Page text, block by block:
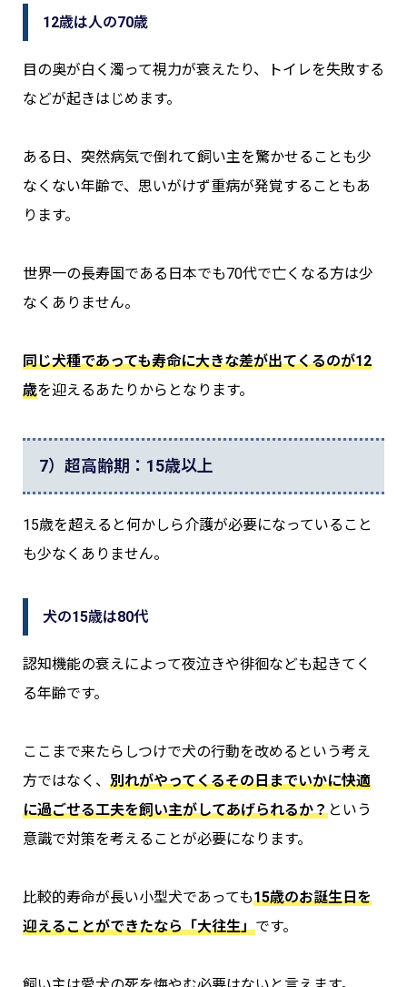
12歳は人の70歳
目の奥が白く濁って視力が衰えたり、トイレを失敗する
などが起きはじめます。
ある日、突然病気で倒れて飼い主を驚かせることも少
なくない年齢で、思いがけず重病が発覚することもあ
ります。
世界一の長寿国である日本でも70代で亡くなる方は少
なくありません。
同じ犬種であっても寿命に大きな差が出てくるのが12
歳を迎えるあたりからとなります。
7）超高齢期：15歳以上
15歳を超えると何かしら介護が必要になっていること
も少なくありません。
犬の15歳は80代
認知機能の衰えによって夜泣きや徘徊なども起きてく
る年齢です。
ここまで来たらしつけで犬の行動を改めるという考え
方ではなく、 別れがやってくるその日までいかに快適
に過ごせる工夫を飼い主がしてあげられるか？という
意識で対策を考えることが必要になります。
比較的寿命が長い小型犬であっても15歳のお誕生日を
迎えることができたなら「大往生」です。